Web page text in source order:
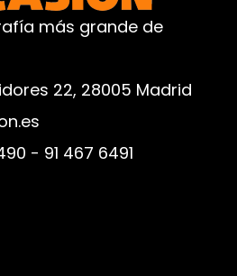
más grande de
22, 28005 Madrid
- 91 467 6491